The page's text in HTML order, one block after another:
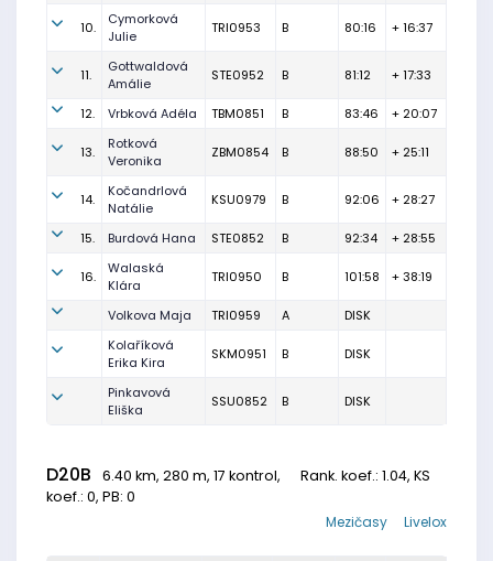
10.
Cymorková
Julie
TRI0953 B 80:16 + 16:37
11.
Gottwaldová
Amálie
STE0952 B 81:12 + 17:33
12. Vrbková Adéla TBM0851 B 83:46 + 20:07
13.
Rotková
Veronika
ZBM0854 B 88:50 + 25:11
14.
Kočandrlová
Natálie
KSU0979 B 92:06 + 28:27
15. Burdová Hana STE0852 B 92:34 + 28:55
16.
Walaská
Klára
TRI0950 B 101:58 + 38:19
Volkova Maja TRI0959 A
DISK
Kolaříková
Erika Kira
SKM0951 B DISK
Pinkavová
Eliška
SSU0852 B DISK
D20B 6.40 km, 280 m, 17 kontrol, Rank. koef.: 1.04, KS
koef.: 0, PB: 0
Livelox
Mezičasy